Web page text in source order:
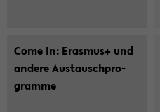
Come In: Eras­mus+ und
an­de­re Aus­tausch­pro­
gram­me